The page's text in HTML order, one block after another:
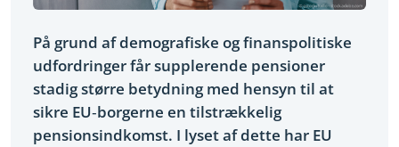
På grund af demografiske og finanspolitiske
udfordringer får supplerende pensioner
stadig større betydning med hensyn til at
sikre EU‑borgerne en tilstrækkelig
pensionsindkomst. I lyset af dette har EU